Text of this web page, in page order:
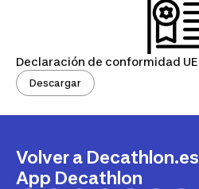
Declaración de conformidad UE
Descargar
Volver a Decathlon.es
App Decathlon